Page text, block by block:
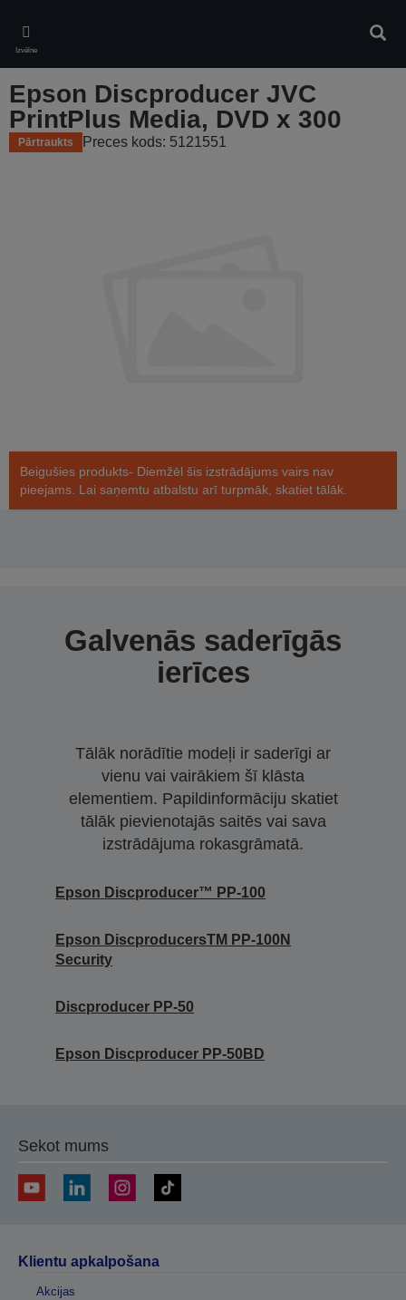
main
content
Izvēlne
Epson Discproducer JVC
PrintPlus Media, DVD x 300
Pārtraukts Preces kods: 5121551
Beigušies produkts- Diemžēl šis izstrādājums vairs nav
pieejams. Lai saņemtu atbalstu arī turpmāk, skatiet tālāk.
Galvenās saderīgās
ierīces
Tālāk norādītie modeļi ir saderīgi ar
vienu vai vairākiem šī klāsta
elementiem. Papildinformāciju skatiet
tālāk pievienotajās saitēs vai sava
izstrādājuma rokasgrāmatā.
Epson Discproducer™ PP-100
Epson DiscproducersTM PP-100N
Security
Discproducer PP-50
Epson Discproducer PP-50BD
Sekot mums
Klientu apkalpošana
Akcijas